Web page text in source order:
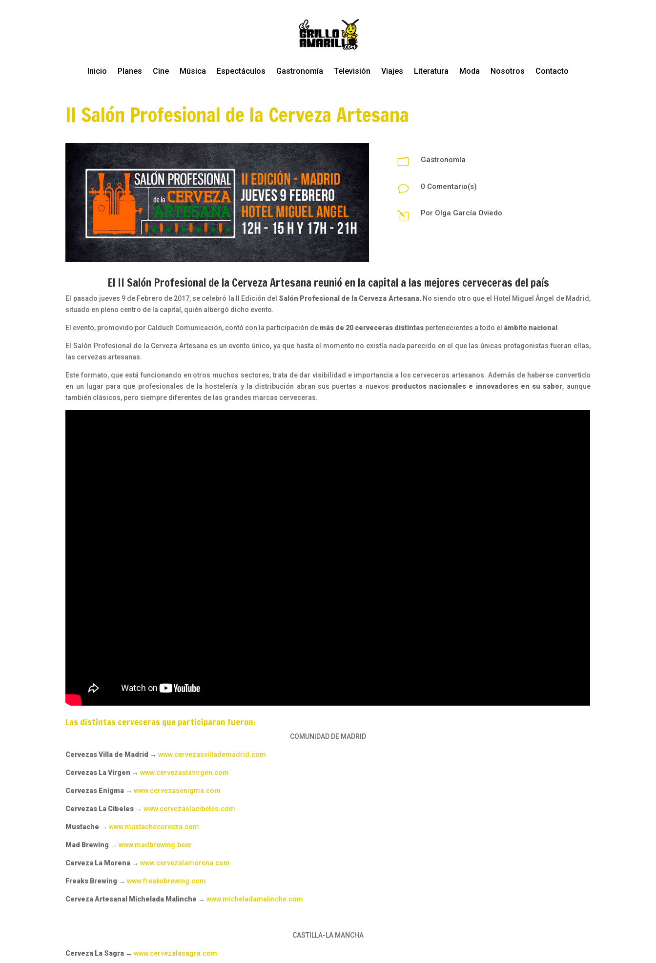
Inicio Planes Cine Música Espectáculos Gastronomía Televisión Viajes Literatura Moda Nosotros Contacto
II Salón Profesional de la Cerveza Artesana
m Gastronomía
v 0 Comentario(s)
l Por Olga García Oviedo
El II Salón Profesional de la Cerveza Artesana reunió en la capital a las mejores cerveceras del país
El pasado jueves 9 de Febrero de 2017, se celebró la II Edición del Salón Profesional de la Cerveza Artesana. No siendo otro que el Hotel Miguel Ángel de Madrid,
situado en pleno centro de la capital, quién albergó dicho evento.
El evento, promovido por Calduch Comunicación, contó con la participación de más de 20 cerveceras distintas pertenecientes a todo el ámbito nacional .
El Salón Profesional de la Cerveza Artesana es un evento único, ya que hasta el momento no existía nada parecido en el que las únicas protagonistas fueran ellas,
las cervezas artesanas.
Este formato, que está funcionando en otros muchos sectores, trata de dar visibilidad e importancia a los cerveceros artesanos. Además de haberse convertido
en un lugar para que profesionales de la hostelería y la distribución abran sus puertas a nuevos productos nacionales e innovadores en su sabor, aunque
también clásicos, pero siempre diferentes de las grandes marcas cerveceras.
Las distintas cerveceras que participaron fueron:
COMUNIDAD DE MADRID
Cervezas Villa de Madrid →www.cervezasvillademadrid.com
Cervezas La Virgen →www.cervezaslavirgen.com
Cervezas Enigma → www.cervezasenigma.com
Cervezas La Cibeles →www.cervezaslacibeles.com
Mustache →www.mustachecerveza.com
Mad Brewing →www.madbrewing.beer
Cerveza La Morena →www.cervezalamorena.com
Freaks Brewing →www.freaksbrewing.com
Cerveza Artesanal Michelada Malinche →www.micheladamalinche.com
CASTILLA-LA MANCHA
Cerveza La Sagra →www.cervezalasagra.com